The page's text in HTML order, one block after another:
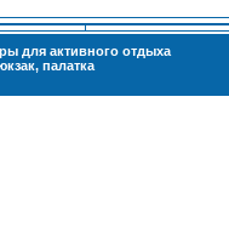
для активного отдыха
, палатка